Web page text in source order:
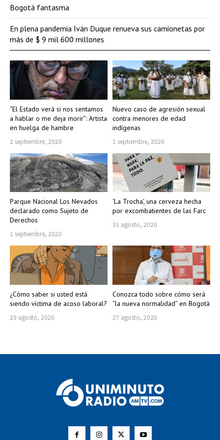
“El Estado verá si nos sentamos
a hablar o me deja morir”: Artista
en huelga de hambre
2 septiembre, 2020
Nuevo caso de agresión sexual
contra menores de edad
indígenas
1 septiembre, 2020
Parque Nacional Los Nevados
declarado como Sujeto de
Derechos
1 septiembre, 2020
‘La Trocha’, una cerveza hecha
por excombatientes de las Farc
31 agosto, 2020
¿Cómo saber si usted está
siendo víctima de acoso laboral?
29 agosto, 2020
Conozca todo sobre cómo será
“la nueva normalidad” en Bogotá
27 agosto, 2020
Bogotá fantasma
En plena pandemia Iván Duque renueva sus camionetas por
más de $ 9 mil 600 millones